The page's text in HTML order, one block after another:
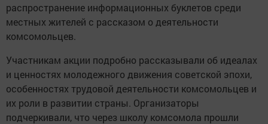
распространение информационных буклетов среди
местных жителей с рассказом о деятельности
комсомольцев.
Участникам акции подробно рассказывали об идеалах
и ценностях молодежного движения советской эпохи,
особенностях трудовой деятельности комсомольцев и
их роли в развитии страны. Организаторы
подчеркивали, что через школу комсомола прошли